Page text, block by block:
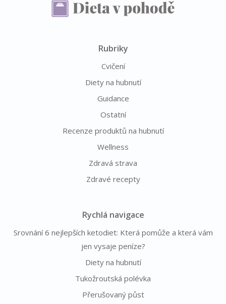
Rubriky
Cvičení
Diety na hubnutí
Guidance
Ostatní
Recenze produktů na hubnutí
Wellness
Zdravá strava
Zdravé recepty
Rychlá navigace
Srovnání 6 nejlepších ketodiet: Která pomůže a která vám
jen vysaje peníze?
Diety na hubnutí
Tukožroutská polévka
Přerušovaný půst